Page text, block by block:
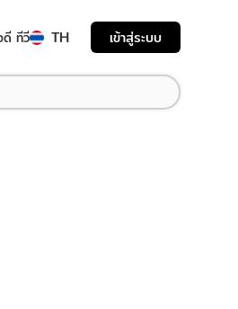
ดี ทีวี TH เข้าสู่ระบบ